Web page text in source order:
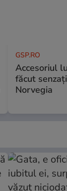
GSP.RO
Accesoriul
făcut
Norvegia